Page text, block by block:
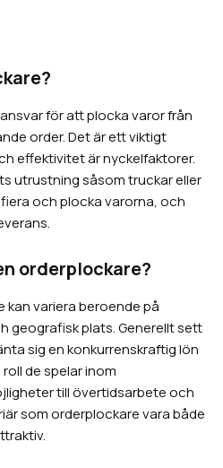
för att plocka varor från
order. Det är ett viktigt
effektivitet är nyckelfaktorer.
utrustning såsom truckar eller
och plocka varorna, och
orderplockare?
kan variera beroende på
geografisk plats. Generellt sett
sig en konkurrenskraftig lön
de spelar inom
till övertidsarbete och
som orderplockare vara både